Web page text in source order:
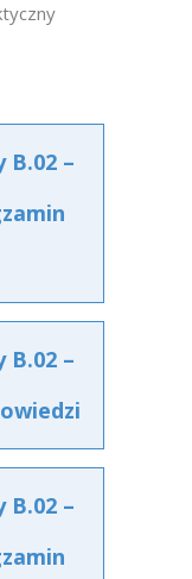
B.02 –
B.02 –
B.02 –